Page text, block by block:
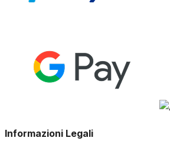
Informazioni Legali